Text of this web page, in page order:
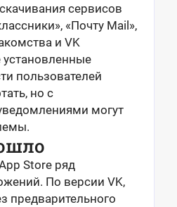
сервисов
«Почту Mail»,
и VK
пользователей
но с
могут
Store ряд
По версии VK,
предварительного